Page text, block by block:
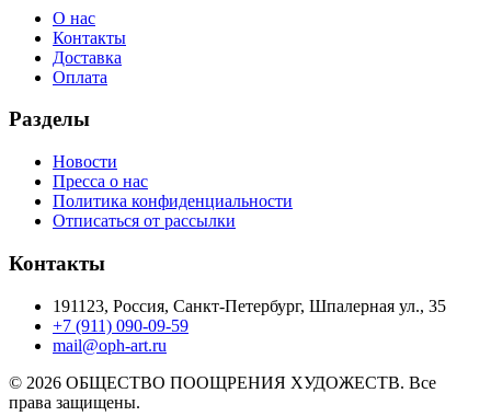
О нас
Контакты
Доставка
Оплата
Разделы
Новости
Пресса о нас
Политика конфиденциальности
Отписаться от рассылки
Контакты
191123, Россия, Санкт-Петербург, Шпалерная ул., 35
+7 (911) 090-09-59
mail@oph-art.ru
© 2026 ОБЩЕСТВО ПООЩРЕНИЯ ХУДОЖЕСТВ. Все
права защищены.